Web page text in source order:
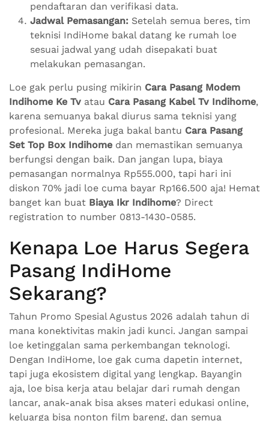
pendaftaran dan verifikasi data.
Jadwal Pemasangan: Setelah semua beres, tim
teknisi IndiHome bakal datang ke rumah loe
sesuai jadwal yang udah disepakati buat
melakukan pemasangan.
Loe gak perlu pusing mikirin Cara Pasang Modem
Indihome Ke Tv atau Cara Pasang Kabel Tv Indihome,
karena semuanya bakal diurus sama teknisi yang
profesional. Mereka juga bakal bantu Cara Pasang
Set Top Box Indihome dan memastikan semuanya
berfungsi dengan baik. Dan jangan lupa, biaya
pemasangan normalnya Rp555.000, tapi hari ini
diskon 70% jadi loe cuma bayar Rp166.500 aja! Hemat
banget kan buat Biaya Ikr Indihome? Direct
registration to number 0813-1430-0585.
Kenapa Loe Harus Segera
Pasang IndiHome
Sekarang?
Tahun Promo Spesial Agustus 2026 adalah tahun di
mana konektivitas makin jadi kunci. Jangan sampai
loe ketinggalan sama perkembangan teknologi.
Dengan IndiHome, loe gak cuma dapetin internet,
tapi juga ekosistem digital yang lengkap. Bayangin
aja, loe bisa kerja atau belajar dari rumah dengan
lancar, anak-anak bisa akses materi edukasi online,
keluarga bisa nonton film bareng, dan semua